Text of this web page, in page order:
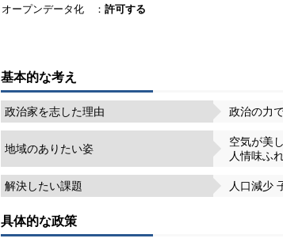
オープンデータ化
： 許可する
基本的な考え
政治家を志した理由 政治の力
地域のありたい姿
空気が美
人情味ふ
解決したい課題 人口減少
具体的な政策